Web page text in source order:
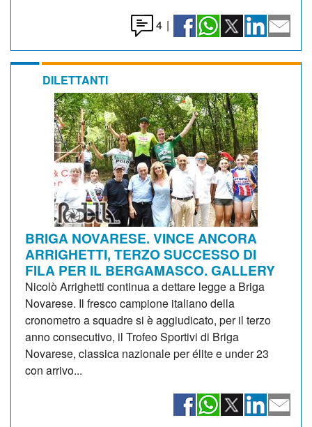
4 |
DILETTANTI
BRIGA NOVARESE. VINCE ANCORA
ARRIGHETTI, TERZO SUCCESSO DI
FILA PER IL BERGAMASCO. GALLERY
Nicolò Arrighetti continua a dettare legge a Briga
Novarese. Il fresco campione italiano della
cronometro a squadre si è aggiudicato, per il terzo
anno consecutivo, il Trofeo Sportivi di Briga
Novarese, classica nazionale per élite e under 23
con arrivo...